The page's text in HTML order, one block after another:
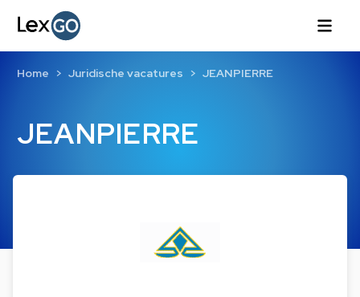
JEANPIERRE
Home Juridische vacatures JEANPIERRE